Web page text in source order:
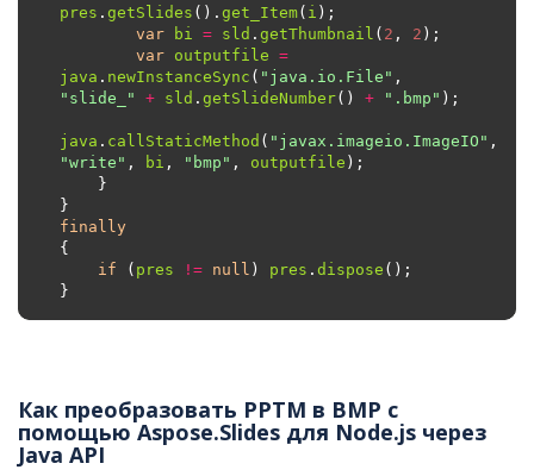
pres . getSlides (). get_Item( i
var
bi = sld . getThumbnail ( 2 , 2
var outputfile =
java . newInstanceSync ( "java.io.File"
"slide_"
+ sld . getSlideNumber() + ".bmp"
java . callStaticMethod ( "javax.imageio.ImageIO"
"write" , bi , "bmp" , outputfile
finally
if ( pres != null ) pres . dispose
Как преобразовать PPTM в BMP с
помощью Aspose.Slides для Node.js через
Java API